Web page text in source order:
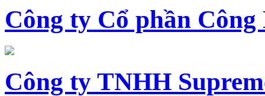
Công ty Cổ phần Công
Công ty TNHH